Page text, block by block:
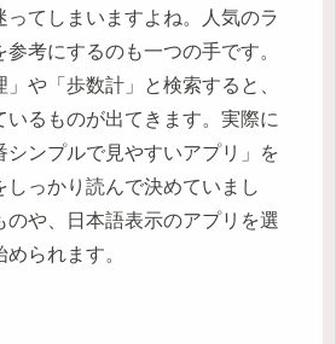
ってしまいますよね。人気のラ
考にするのも一つの手です。
や「歩数計」と検索すると、
いるものが出てきます。実際に
シンプルで見やすいアプリ」を
しっかり読んで決めていまし
のや、日本語表示のアプリを選
られます。